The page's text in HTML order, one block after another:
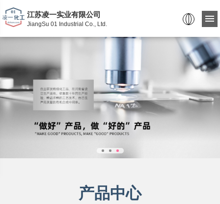
江苏凌一实业有限公司
JiangSu 01 Industrial Co., Ltd.
产品中心